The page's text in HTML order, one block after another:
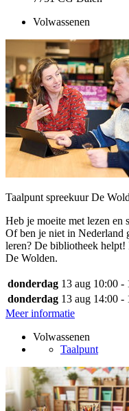
Volwassenen
Taalpunt spreekuur De
Heb je moeite met lezen
Of ben je niet in Nederland
leren? De bibliotheek
De Wolden.
donderdag 13 aug 10:00 -
donderdag 13 aug 14:00 -
Meer informatie
Volwassenen
Taalpunt